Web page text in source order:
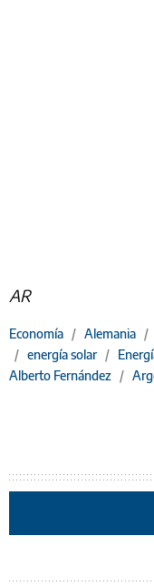
AR
Economía / Alemania /
/ energía solar /
Alberto Fernández /